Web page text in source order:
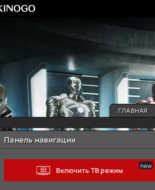
ГЛАВНАЯ
Панель навигации
Включить ТВ режим